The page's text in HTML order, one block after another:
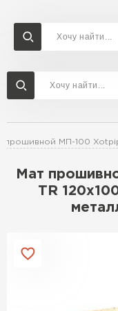
прошивной МП-100
Мат
TR
Доставка и оплата
Утеплитель